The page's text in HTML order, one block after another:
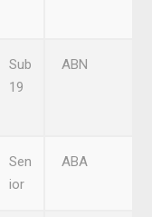
Sub
19
ABN
Sen
ior
ABA